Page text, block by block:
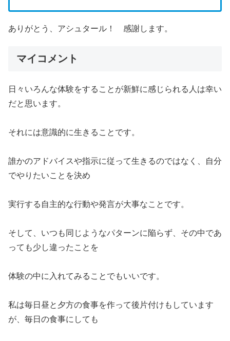
ありがとう、アシュタール！ 感謝します。
マイコメント
日々いろんな体験をすることが新鮮に感じられる人は幸い
だと思います。
それには意識的に生きることです。
誰かのアドバイスや指示に従って生きるのではなく、自分
でやりたいことを決め
実行する自主的な行動や発言が大事なことです。
そして、いつも同じようなパターンに陥らず、その中であ
っても少し違ったことを
体験の中に入れてみることでもいいです。
私は毎日昼と夕方の食事を作って後片付けもしています
が、毎日の食事にしても